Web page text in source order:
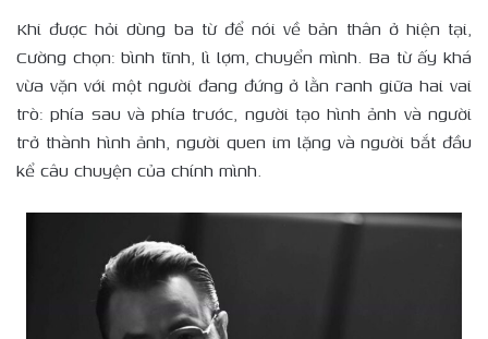
Khi được hỏi dùng ba từ để nói về bản thân ở hiện tại,
Cường chọn: bình tĩnh, lì lợm, chuyển mình. Ba từ ấy khá
vừa vặn với một người đang đứng ở lằn ranh giữa hai vai
trò: phía sau và phía trước, người tạo hình ảnh và người
trở thành hình ảnh, người quen im lặng và người bắt đầu
kể câu chuyện của chính mình.